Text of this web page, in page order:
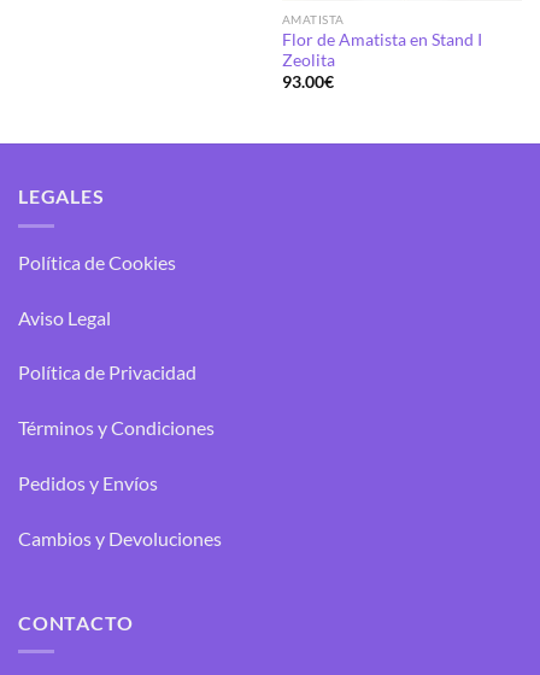
AMATISTA
Flor de Amatista en Stand I
Zeolita
93.00€
LEGALES
Política de Cookies
Aviso Legal
Política de Privacidad
Términos y Condiciones
Pedidos y Envíos
Cambios y Devoluciones
CONTACTO